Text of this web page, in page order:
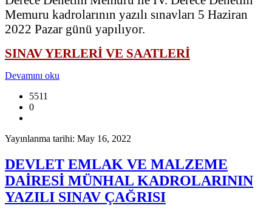
Memuru kadrolarının yazılı sınavları 5 Haziran
2022 Pazar günü yapılıyor.
SINAV YERLERİ VE SAATLERİ
Devamını oku
5511
0
Yayınlanma tarihi: May 16, 2022
DEVLET EMLAK VE MALZEME
DAİRESİ MÜNHAL KADROLARININ
YAZILI SINAV ÇAĞRISI